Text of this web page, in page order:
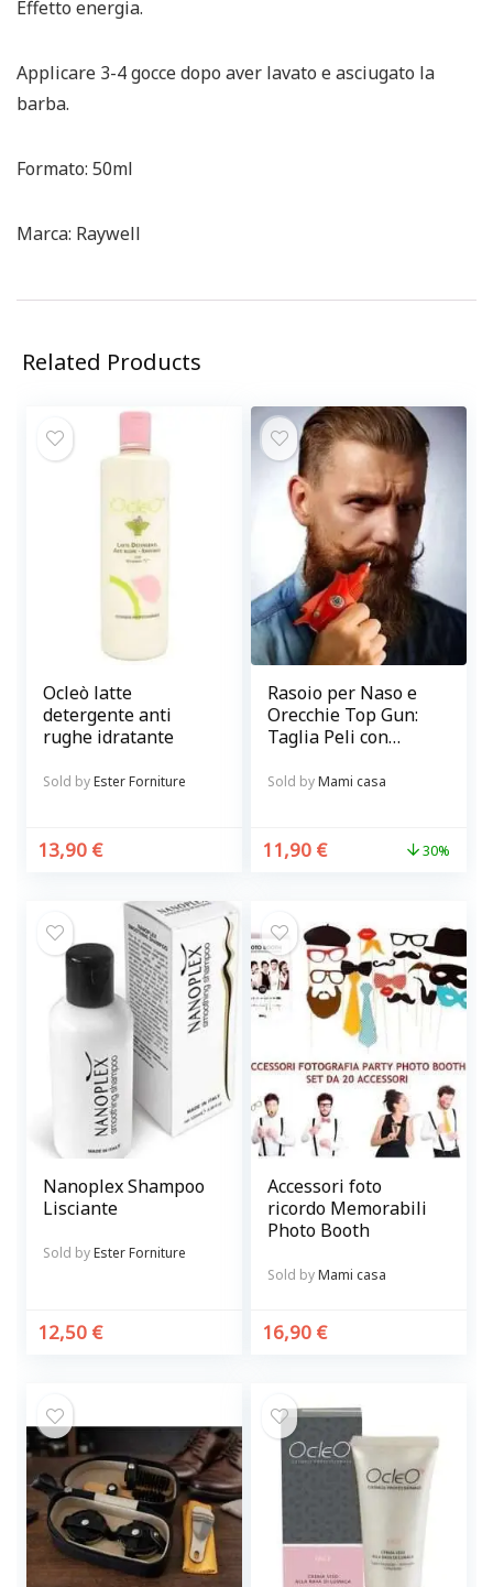
Effetto energia.
Applicare 3-4 gocce dopo aver lavato e asciugato la
barba.
Formato: 50ml
Marca: Raywell
Related Products
Ocleò latte
detergente anti
rughe idratante
Sold byEster Forniture
13,90 €
Rasoio per Naso e
Orecchie Top Gun:
Taglia Peli con
Sicurezza
Sold byMami casa
11,90 € 30%
Nanoplex Shampoo
Lisciante
Sold byEster Forniture
12,50 €
Accessori foto
ricordo Memorabili
Photo Booth
Sold byMami casa
16,90 €